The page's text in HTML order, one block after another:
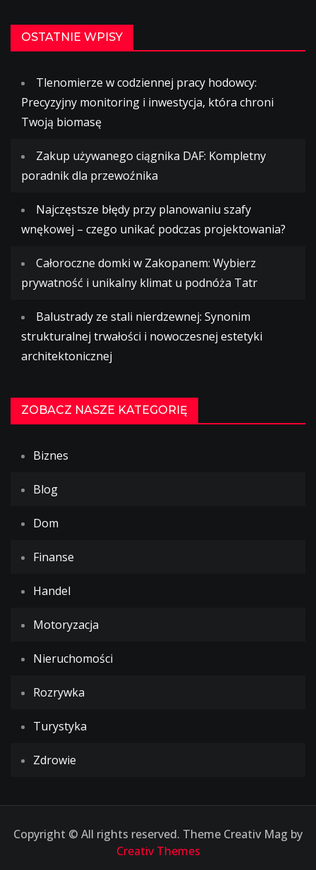
OSTATNIE WPISY
Tlenomierze w codziennej pracy hodowcy:
Precyzyjny monitoring i inwestycja, która chroni
Twoją biomasę
Zakup używanego ciągnika DAF: Kompletny
poradnik dla przewoźnika
Najczęstsze błędy przy planowaniu szafy
wnękowej – czego unikać podczas projektowania?
Całoroczne domki w Zakopanem: Wybierz
prywatność i unikalny klimat u podnóża Tatr
Balustrady ze stali nierdzewnej: Synonim
strukturalnej trwałości i nowoczesnej estetyki
architektonicznej
ZOBACZ NASZE KATEGORIĘ
Biznes
Blog
Dom
Finanse
Handel
Motoryzacja
Nieruchomości
Rozrywka
Turystyka
Zdrowie
Copyright © All rights reserved. Theme Creativ Mag by
Creativ Themes